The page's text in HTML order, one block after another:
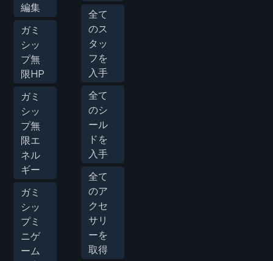
編集
ガミ
シッ
プ無
限HP
ガミ
シッ
プ無
限エ
ネル
ギー
ガミ
シッ
プミ
ニゲ
ーム
全て
のス
タッ
フを
入手
全て
のシ
ール
ドを
入手
全て
のア
クセ
サリ
ーを
取得